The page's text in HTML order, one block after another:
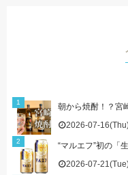
朝から焼酎！？宮
2026-07-
“マルエフ”初の「
2026-07-